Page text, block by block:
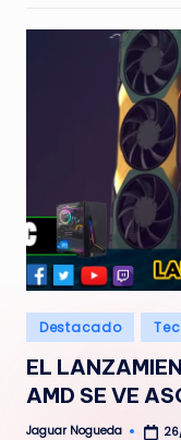
Publicado
en
Destacado
EL
AMD SE VE
Publicado
Jaguar Nogueda